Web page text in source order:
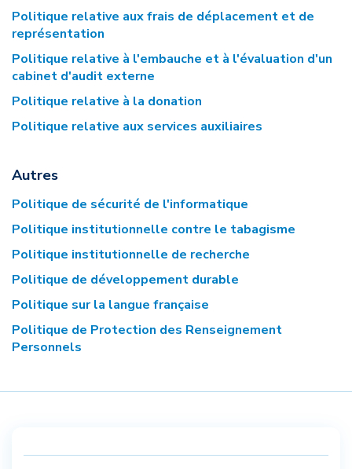
Politique relative aux frais de déplacement et de
représentation
Politique relative à l'embauche et à l'évaluation d'un
cabinet d'audit externe
Politique relative à la donation
Politique relative aux services auxiliaires
Autres
Politique de sécurité de l'informatique
Politique institutionnelle contre le tabagisme
Politique institutionnelle de recherche
Politique de développement durable
Politique sur la langue française
Politique de Protection des Renseignement
Personnels